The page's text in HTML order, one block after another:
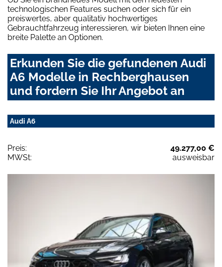
technologischen Features suchen oder sich für ein
preiswertes, aber qualitativ hochwertiges
Gebrauchtfahrzeug interessieren, wir bieten Ihnen eine
breite Palette an Optionen.
Erkunden Sie die gefundenen Audi
A6 Modelle in Rechberghausen
und fordern Sie Ihr Angebot an
Audi A6
Preis:
49.277,00 €
MWSt:
ausweisbar